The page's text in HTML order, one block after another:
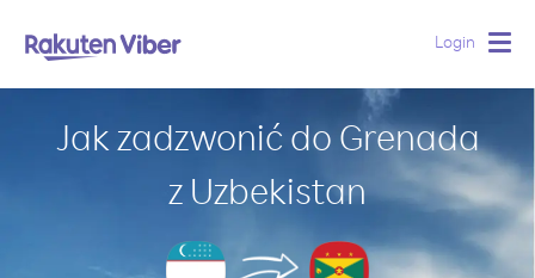
Login
Jak zadzwonić do Grenada
z Uzbekistan